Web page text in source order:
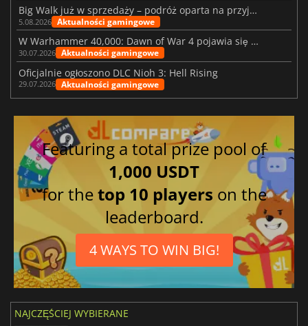
Big Walk już w sprzedaży – podróż oparta na przyjaźni
5.08.2026 Aktualności gamingowe
W Warhammer 40,000: Dawn of War 4 pojawia się frakcja Nekronów
30.07.2026 Aktualności gamingowe
Oficjalnie ogłoszono DLC Nioh 3: Hell Rising
29.07.2026 Aktualności gamingowe
Featuring a total prize pool of
1,000 USDT
for thetop 10 players on the
leaderboard.
4 WAYS TO WIN BIG!
NAJCZĘŚCIEJ WYBIERANE